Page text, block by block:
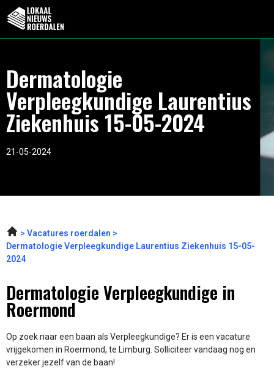
Dermatologie
Verpleegkundige Laurentius
Ziekenhuis 15-05-2024
21-05-2024
Vacatures roerdalen
Dermatologie Verpleegkundige Laurentius Ziekenhuis 15-05-
2024
Dermatologie Verpleegkundige in
Roermond
Op zoek naar een baan als Verpleegkundige? Er is een vacature
vrijgekomen in Roermond, te Limburg. Solliciteer vandaag nog en
verzeker jezelf van de baan!